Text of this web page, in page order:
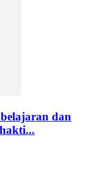
dan